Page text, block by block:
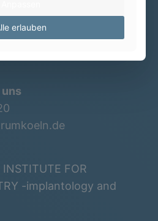
FOR
-implantology and
erlauben